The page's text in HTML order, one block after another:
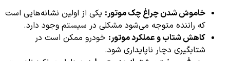
خاموش شدن چراغ چک موتور: یکی از اولین نشانه‌هایی است
که راننده متوجه می‌شود مشکلی در سیستم وجود دارد.
کاهش شتاب و عملکرد موتور: خودرو ممکن است در
شتابگیری دچار ناپایداری شود.